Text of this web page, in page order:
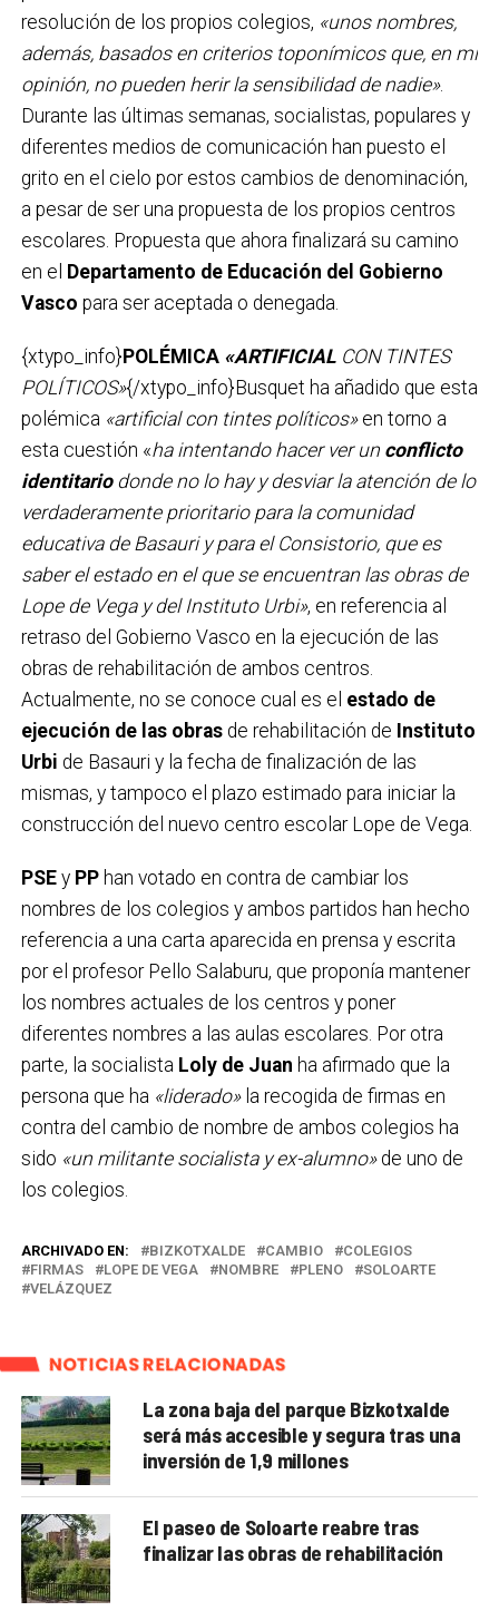
resolución de los propios colegios, «unos nombres,
además, basados en criterios toponímicos que, en mi
opinión, no pueden herir la sensibilidad de nadie».
Durante las últimas semanas, socialistas, populares y
diferentes medios de comunicación han puesto el
grito en el cielo por estos cambios de denominación,
a pesar de ser una propuesta de los propios centros
escolares. Propuesta que ahora finalizará su camino
en el Departamento de Educación del Gobierno
Vasco para ser aceptada o denegada.
{xtypo_info}POLÉMICA «ARTIFICIALCON TINTES
POLÍTICOS»{/xtypo_info}Busquet ha añadido que esta
polémica «artificial con tintes políticos»en torno a
esta cuestión «ha intentando hacer ver un conflicto
identitariodonde no lo hay y desviar la atención de lo
verdaderamente prioritario para la comunidad
educativa de Basauri y para el Consistorio, que es
saber el estado en el que se encuentran las obras de
Lope de Vega y del Instituto Urbi», en referencia al
retraso del Gobierno Vasco en la ejecución de las
obras de rehabilitación de ambos centros.
Actualmente, no se conoce cual es el estado de
ejecución de las obrasde rehabilitación de Instituto
Urbi de Basauri y la fecha de finalización de las
mismas, y tampoco el plazo estimado para iniciar la
construcción del nuevo centro escolar Lope de Vega.
PSEy PPhan votado en contra de cambiar los
nombres de los colegios y ambos partidos han hecho
referencia a una carta aparecida en prensa y escrita
por el profesor Pello Salaburu, que proponía mantener
los nombres actuales de los centros y poner
diferentes nombres a las aulas escolares. Por otra
parte, la socialista Loly de Juan ha afirmado que la
persona que ha «liderado»la recogida de firmas en
contra del cambio de nombre de ambos colegios ha
sido «un militante socialista y ex-alumno»de uno de
los colegios.
ARCHIVADO EN: BIZKOTXALDE CAMBIO
COLEGIOS
FIRMAS
LOPE DE VEGA NOMBRE PLENO
SOLOARTE
VELÁZQUEZ
NOTICIAS RELACIONADAS
La zona baja del parque Bizkotxalde
será más accesible y segura tras una
inversión de 1,9 millones
El paseo de Soloarte reabre tras
finalizar las obras de rehabilitación